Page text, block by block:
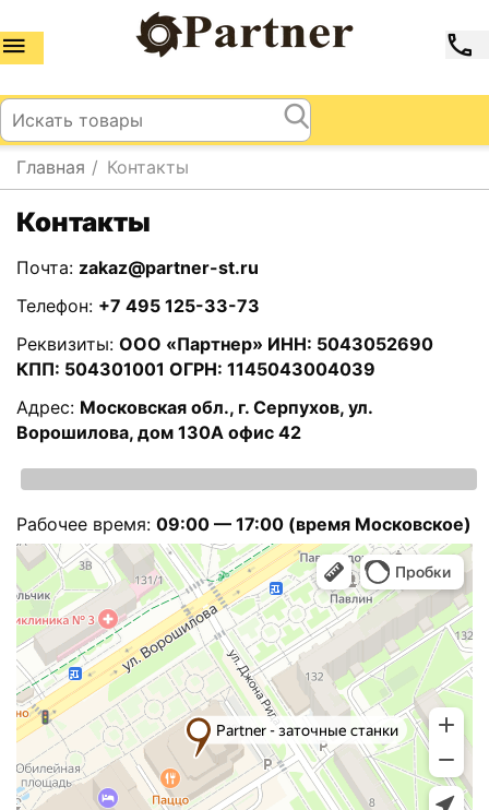
Главная / Контакты
Контакты
Почта: zakaz@partner-st.ru
Телефон: +7 495 125-33-73
Реквизиты: ООО «Партнер» ИНН: 5043052690
КПП: 504301001 ОГРН: 1145043004039
Адрес: Московская обл., г. Серпухов, ул.
Ворошилова, дом 130А офис 42
Рабочее время: 09:00 — 17:00 (время Московское)